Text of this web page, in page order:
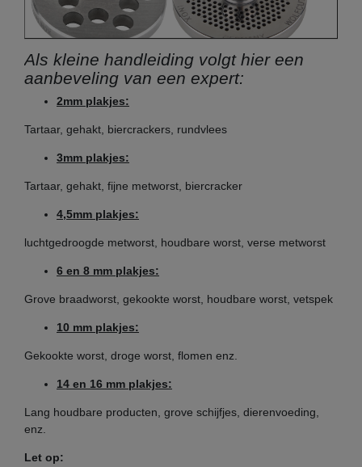
(voorbeeld afbeelding)
Ondernemingsmaat 22 zonder / met naaf:
Diameter schijf: 83 mm
Boring diameter schijf: 11,5 mm
Diameter gaten: instelbaar van 2 - 16 mm
bijv.
geschikt voor Beeketal vleesmolen FW1100
Als kleine handleiding volgt hier een
aanbeveling van een expert:
2mm plakjes:
Tartaar, gehakt, biercrackers, rundvlees
3mm plakjes:
Tartaar, gehakt, fijne metworst, biercracker
4,5mm plakjes:
luchtgedroogde metworst, houdbare worst, verse metworst
6 en 8 mm plakjes:
Grove braadworst, gekookte worst, houdbare worst, vetspek
10 mm plakjes:
Gekookte worst, droge worst, flomen enz.
14 en 16 mm plakjes:
Lang houdbare producten, grove schijfjes, dierenvoeding,
enz.
Let op: